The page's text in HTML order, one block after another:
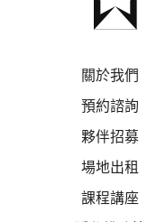
關於我們
預約諮詢
夥伴招募
場地出租
課程講座